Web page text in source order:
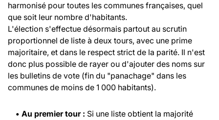
harmonisé pour toutes les communes françaises, quel
que soit leur nombre d'habitants.
L'élection s'effectue désormais partout au scrutin
proportionnel de liste à deux tours, avec une prime
majoritaire, et dans le respect strict de la parité. Il n'est
donc plus possible de rayer ou d'ajouter des noms sur
les bulletins de vote (fin du "panachage" dans les
communes de moins de 1 000 habitants).
• Au premier tour : Si une liste obtient la majorité